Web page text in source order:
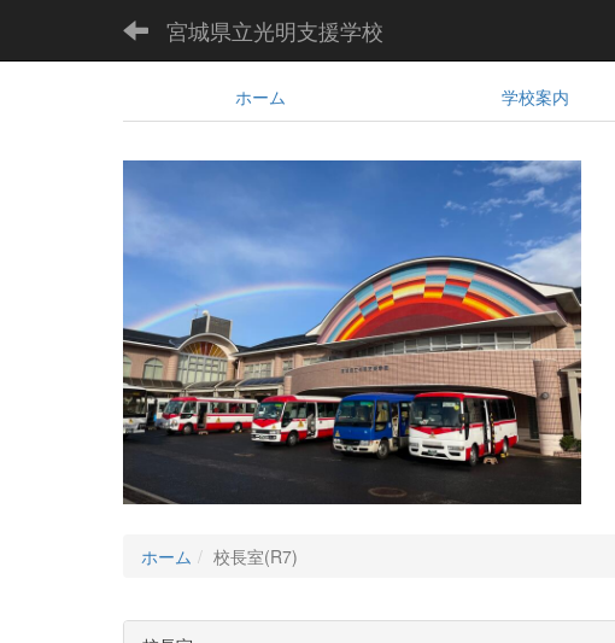
宮城県立光明支援学校
ホーム 学校案内
ホーム 校長室(R7)